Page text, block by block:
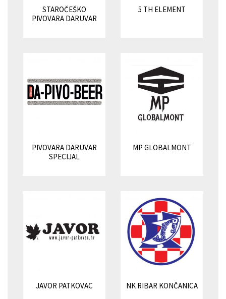
STAROČEŠKO
PIVOVARA DARUVAR
5 TH ELEMENT
PIVOVARA DARUVAR
SPECIJAL
MP GLOBALMONT
JAVOR PATKOVAC NK RIBAR KONČANICA